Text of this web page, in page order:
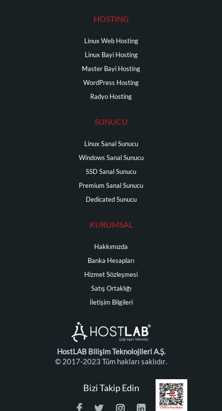
HOSTING
Linux Web Hosting
Linux Bayi Hosting
Master Bayi Hosting
WordPress Hosting
Radyo Hosting
SUNUCU
Linux Sanal Sunucu
Windows Sanal Sunucu
SSD Sanal Sunucu
Premium Sanal Sunucu
Dedicated Sunucu
KURUMSAL
Hakkımızda
Banka Hesapları
Hizmet Sözleşmesi
Satış Ortaklığı
İletişim Bilgileri
HostLAB Bilişim Teknolojileri A.Ş.
© 2017-2023 Tüm hakları saklıdır.
Bizi Takip Edin